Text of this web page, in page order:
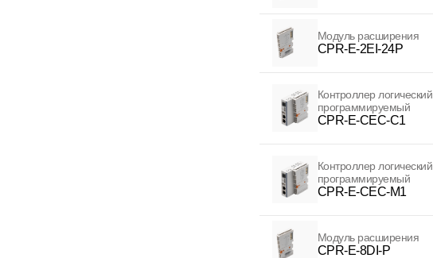
Модуль расширения
CPR-E-2EI-24P
Контроллер логический
программируемый
CPR-E-CEC-C1
Контроллер логический
программируемый
CPR-E-CEC-M1
Модуль расширения
CPR-E-8DI-P